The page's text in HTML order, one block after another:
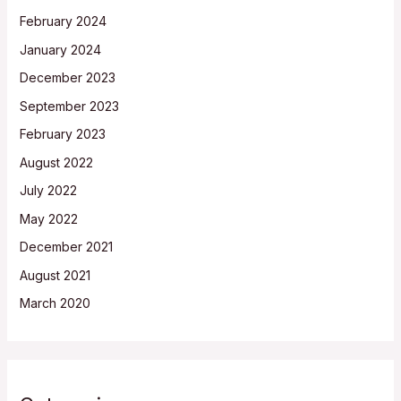
February 2024
January 2024
December 2023
September 2023
February 2023
August 2022
July 2022
May 2022
December 2021
August 2021
March 2020